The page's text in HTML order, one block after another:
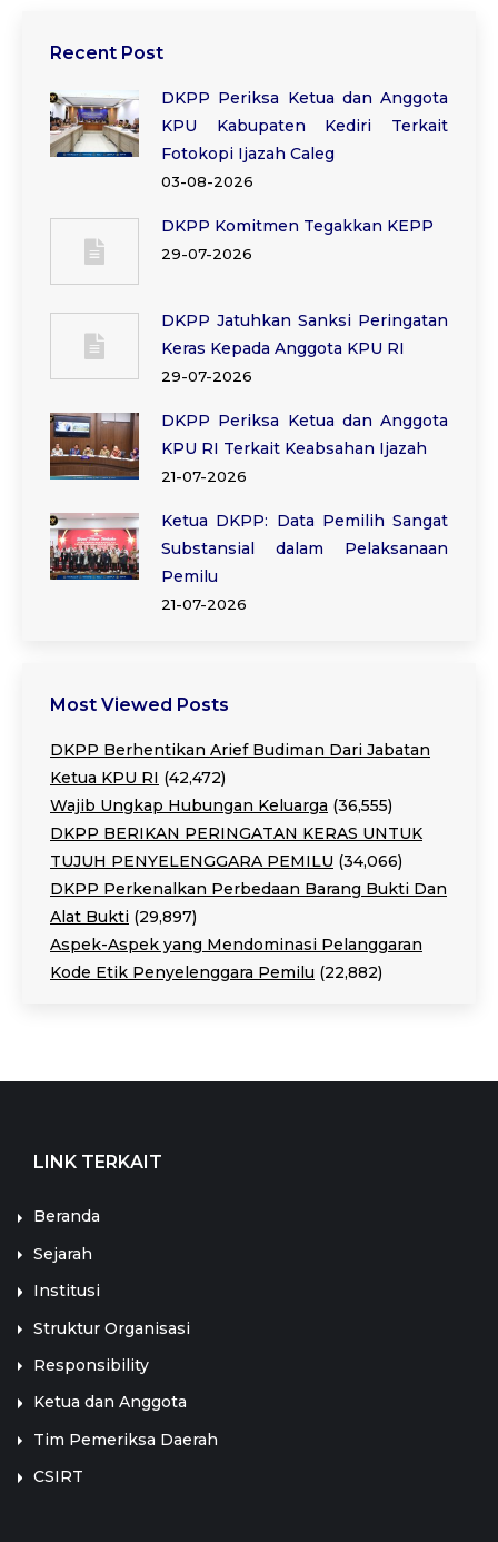
Recent Post
DKPP Periksa Ketua dan Anggota
KPU Kabupaten Kediri Terkait
Fotokopi Ijazah Caleg
03-08-2026
DKPP Komitmen Tegakkan KEPP
29-07-2026
DKPP Jatuhkan Sanksi Peringatan
Keras Kepada Anggota KPU RI
29-07-2026
DKPP Periksa Ketua dan Anggota
KPU RI Terkait Keabsahan Ijazah
21-07-2026
Ketua DKPP: Data Pemilih Sangat
Substansial dalam Pelaksanaan
Pemilu
21-07-2026
Most Viewed Posts
DKPP Berhentikan Arief Budiman Dari Jabatan
Ketua KPU RI (42,472)
Wajib Ungkap Hubungan Keluarga (36,555)
DKPP BERIKAN PERINGATAN KERAS UNTUK
TUJUH PENYELENGGARA PEMILU (34,066)
DKPP Perkenalkan Perbedaan Barang Bukti Dan
Alat Bukti (29,897)
Aspek-Aspek yang Mendominasi Pelanggaran
Kode Etik Penyelenggara Pemilu (22,882)
LINK TERKAIT
Beranda
Sejarah
Institusi
Struktur Organisasi
Responsibility
Ketua dan Anggota
Tim Pemeriksa Daerah
CSIRT